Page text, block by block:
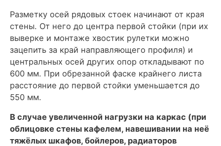
Разметку осей рядовых стоек начинают от края
стены. От него до центра первой стойки (при их
выверке и монтаже хвостик рулетки можно
зацепить за край направляющего профиля) и
центральных осей других опор откладывают по
600 мм. При обрезанной фаске крайнего листа
расстояние до первой стойки уменьшается до
550 мм.
В случае увеличенной нагрузки на каркас (при
облицовке стены кафелем, навешивании на неё
тяжёлых шкафов, бойлеров, радиаторов